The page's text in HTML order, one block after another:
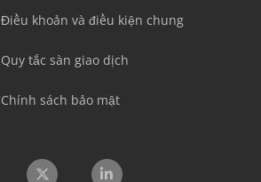
Điều khoản và điều kiện chung
Quy tắc sàn giao dịch
Chính sách bảo mật